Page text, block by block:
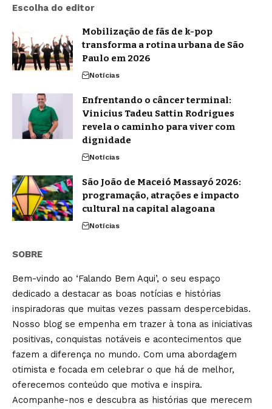
Escolha do editor
Mobilização de fãs de k-pop
transforma a rotina urbana de São
Paulo em 2026
Notícias
Enfrentando o câncer terminal:
Vinicius Tadeu Sattin Rodrigues
revela o caminho para viver com
dignidade
Notícias
São João de Maceió Massayó 2026:
programação, atrações e impacto
cultural na capital alagoana
Notícias
SOBRE
Bem-vindo ao ‘Falando Bem Aqui’, o seu espaço
dedicado a destacar as boas notícias e histórias
inspiradoras que muitas vezes passam despercebidas.
Nosso blog se empenha em trazer à tona as iniciativas
positivas, conquistas notáveis e acontecimentos que
fazem a diferença no mundo. Com uma abordagem
otimista e focada em celebrar o que há de melhor,
oferecemos conteúdo que motiva e inspira.
Acompanhe-nos e descubra as histórias que merecem